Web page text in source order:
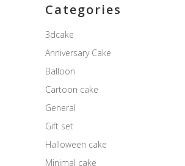
Categories
3dcake
Anniversary Cake
Balloon
Cartoon cake
General
Gift set
Halloween cake
Minimal cake